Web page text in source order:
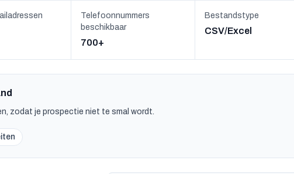
Telefoonnummers
beschikbaar
700+
Bestandstype
CSV/Excel
zodat je prospectie niet te smal wordt.